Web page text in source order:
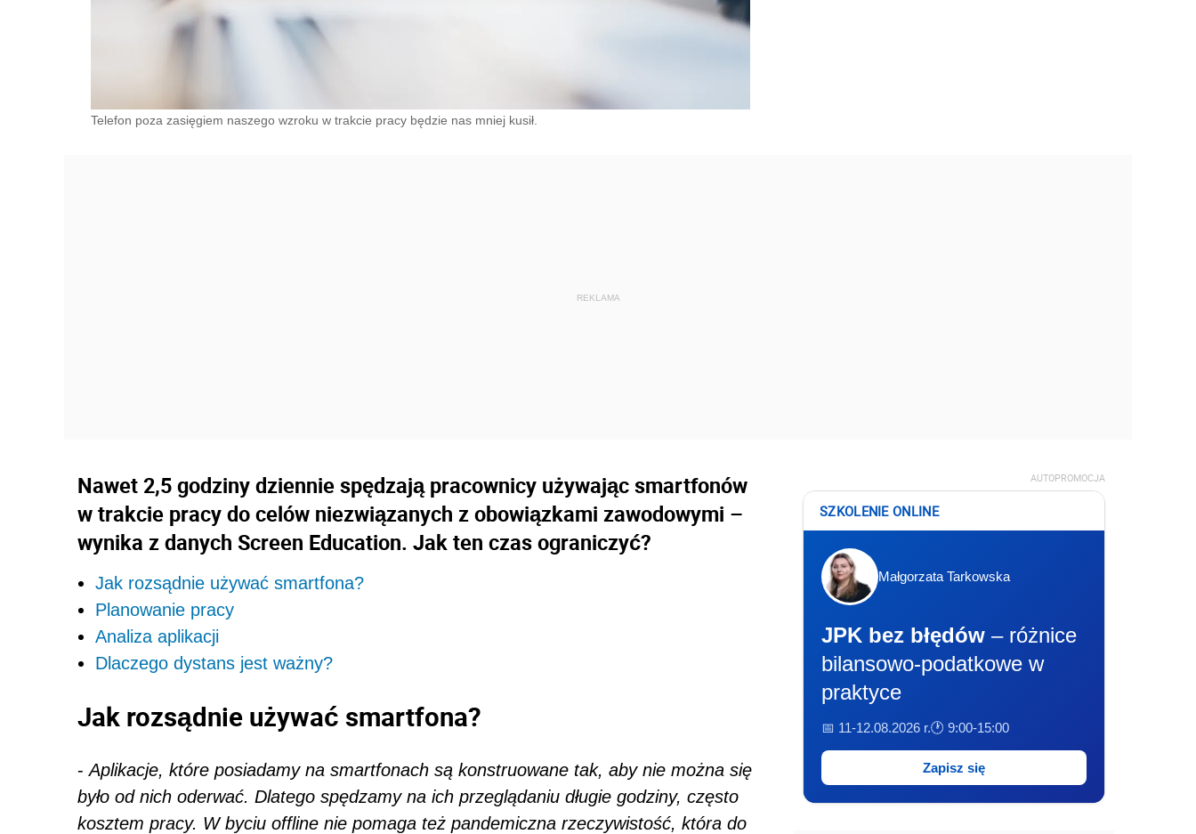
Telefon poza zasięgiem naszego wzroku w trakcie pracy będzie nas mniej kusił.
Nawet 2,5 godziny dziennie spędzają pracownicy używając smartfonów
w trakcie pracy do celów niezwiązanych z obowiązkami zawodowymi –
wynika z danych Screen Education. Jak ten czas ograniczyć?
Jak rozsądnie używać smartfona?
Planowanie pracy
Analiza aplikacji
Dlaczego dystans jest ważny?
Jak rozsądnie używać smartfona?
-Aplikacje, które posiadamy na smartfonach są konstruowane tak, aby nie można się
było od nich oderwać. Dlatego spędzamy na ich przeglądaniu długie godziny, często
kosztem pracy. W byciu offline nie pomaga też pandemiczna rzeczywistość, która do
AUTOPROMOCJA
SZKOLENIE ONLINE
Małgorzata Tarkowska
JPK bez błędów – różnice
bilansowo-podatkowe w
praktyce
📅 11-12.08.2026 r.🕐 9:00-15:00
Zapisz się